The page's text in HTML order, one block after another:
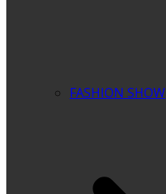
FASHION SHOW